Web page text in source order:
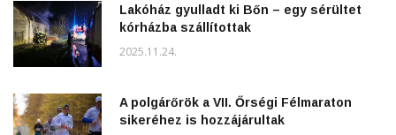
Lakóház gyulladt ki Bőn – egy sérültet
kórházba szállítottak
2025.11.24.
A polgárőrök a VII. Őrségi Félmaraton
sikeréhez is hozzájárultak